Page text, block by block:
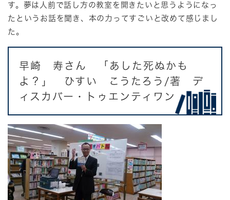
す。夢は人前で話し方の教室を開きたいと思うようになっ
たというお話を聞き、本の力ってすごいと改めて感じまし
た。
早崎 寿さん 「あした死ぬかも
よ？」 ひすい こうたろう/著 デ
ィスカバー・トゥエンティワン